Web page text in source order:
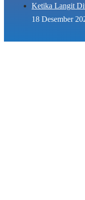
Ketika Langit
18 Desember